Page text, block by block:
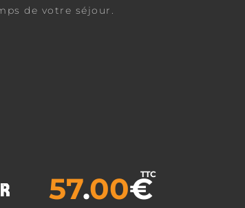
de votre séjour.
57.00€
TTC